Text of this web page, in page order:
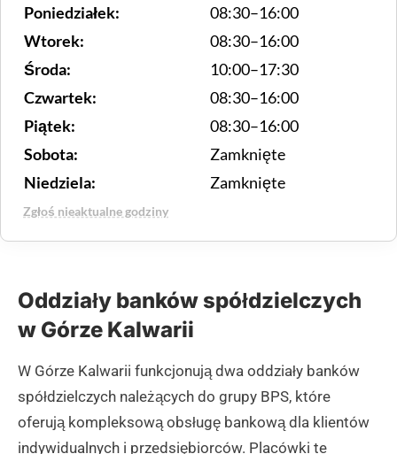
Poniedziałek:
08:30–16:00
Wtorek:
08:30–16:00
Środa:
10:00–17:30
Czwartek:
08:30–16:00
Piątek:
08:30–16:00
Sobota:
Zamknięte
Niedziela:
Zamknięte
Zgłoś nieaktualne godziny
Oddziały banków spółdzielczych
w Górze Kalwarii
W Górze Kalwarii funkcjonują dwa oddziały banków
spółdzielczych należących do grupy BPS, które
oferują kompleksową obsługę bankową dla klientów
indywidualnych i przedsiębiorców. Placówki te